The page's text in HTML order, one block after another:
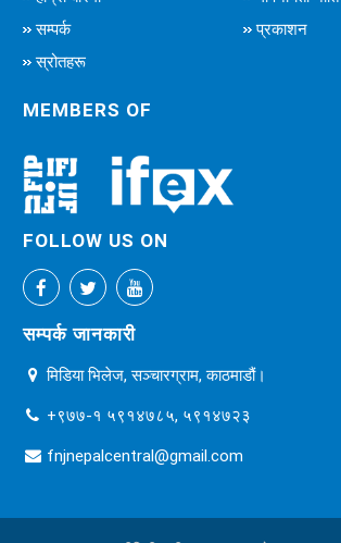
सम्पर्क
प्रकाशन
स्रोतहरू
MEMBERS OF
FOLLOW US ON
सम्पर्क जानकारी
मिडिया भिलेज, सञ्चारग्राम, काठमाडौं।
+९७७-१ ५९१४७८५, ५९१४७२३
fnjnepalcentral@gmail.com